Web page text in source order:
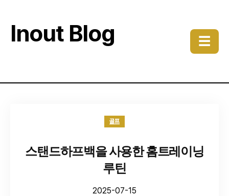
Inout Blog ☰
골프
스탠드하프백을 사용한 홈트레이닝
루틴
2025-07-15